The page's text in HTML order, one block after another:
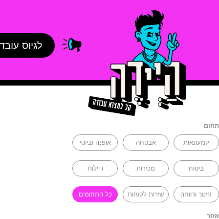
לגיוס
תחום
קמעונאות אבטחה אופנה וביוטי
ביטוח מכירות דיילות
חינוך ורווחה שירות לקוחות כל התחומים
אזור